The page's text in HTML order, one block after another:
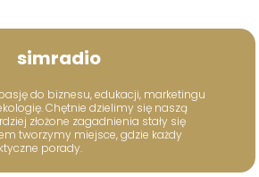
simradio
do biznesu, edukacji, marketingu
Chętnie dzielimy się naszą
złożone zagadnienia stały się
tworzymy miejsce, gdzie każdy
porady.